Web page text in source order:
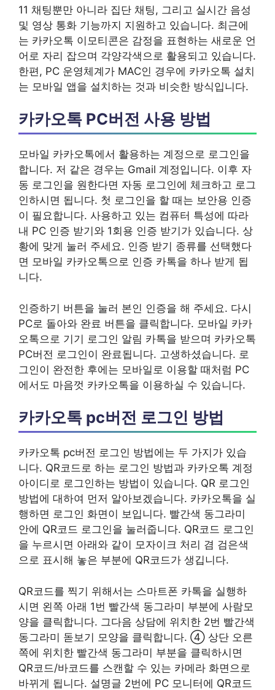
11 채팅뿐만 아니라 집단 채팅, 그리고 실시간 음성
및 영상 통화 기능까지 지원하고 있습니다. 최근에
는 카카오톡 이모티콘은 감정을 표현하는 새로운 언
어로 자리 잡으며 각양각색으로 활용되고 있습니다.
한편, PC 운영체계가 MAC인 경우에 카카오톡 설치
는 모바일 앱을 설치하는 것과 비슷한 방식입니다.
카카오톡 PC버전 사용 방법
모바일 카카오톡에서 활용하는 계정으로 로그인을
합니다. 저 같은 경우는 Gmail 계정입니다. 이후 자
동 로그인을 원한다면 자동 로그인에 체크하고 로그
인하시면 됩니다. 첫 로그인을 할 때는 보안용 인증
이 필요합니다. 사용하고 있는 컴퓨터 특성에 따라
내 PC 인증 받기와 1회용 인증 받기가 있습니다. 상
황에 맞게 눌러 주세요. 인증 받기 종류를 선택했다
면 모바일 카카오톡으로 인증 카톡을 하나 받게 됩
니다.
인증하기 버튼을 눌러 본인 인증을 해 주세요. 다시
PC로 돌아와 완료 버튼을 클릭합니다. 모바일 카카
오톡으로 기기 로그인 알림 카톡을 받으며 카카오톡
PC버전 로그인이 완료됩니다. 고생하셨습니다. 로
그인이 완전한 후에는 모바일로 이용할 때처럼 PC
에서도 마음껏 카카오톡을 이용하실 수 있습니다.
카카오톡 pc버전 로그인 방법
카카오톡 pc버전 로그인 방법에는 두 가지가 있습
니다. QR코드로 하는 로그인 방법과 카카오톡 계정
아이디로 로그인하는 방법이 있습니다. QR 로그인
방법에 대하여 먼저 알아보겠습니다. 카카오톡을 실
행하면 로그인 화면이 보입니다. 빨간색 동그라미
안에 QR코드 로그인을 눌러줍니다. QR코드 로그인
을 누르시면 아래와 같이 모자이크 처리 겸 검은색
으로 표시해 놓은 부분에 QR코드가 생깁니다.
QR코드를 찍기 위해서는 스마트폰 카톡을 실행하
시면 왼쪽 아래 1번 빨간색 동그라미 부분에 사람모
양을 클릭합니다. 그다음 상담에 위치한 2번 빨간색
동그라미 돋보기 모양을 클릭합니다. ④ 상단 오른
쪽에 위치한 빨간색 동그라미 부분을 클릭하시면
QR코드/바코드를 스캔할 수 있는 카메라 화면으로
바뀌게 됩니다. 설명글 2번에 PC 모니터에 QR코드